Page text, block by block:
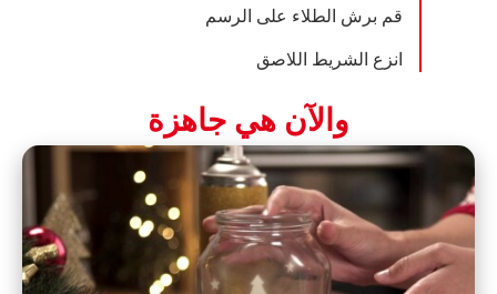
قم برش الطلاء على الرسم
انزع الشريط اللاصق
والآن هي جاهزة